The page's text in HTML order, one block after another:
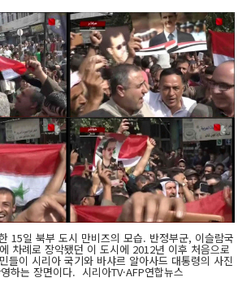
15일 북부 도시 만비즈의 모습. 반정부군, 이슬람국
차례로 장악됐던 이 도시에 2012년 이후 처음으로
들이 시리아 국기와 바샤르 알아사드 대통령의 사진
하는 장면이다. 시리아TV·AFP연합뉴스